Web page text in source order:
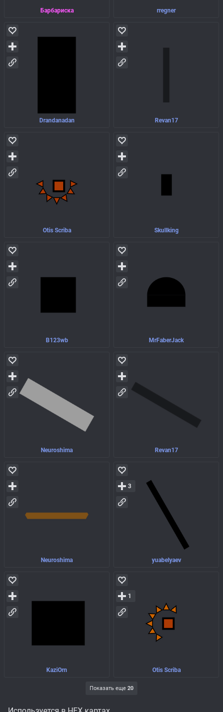
Барбариска rregner
Drandanadan Revan17
Otis Scriba Skullking
B123wb MrFaberJack
Neuroshima Revan17
Neuroshima yuabelyaev
3
KaziOrn Otis Scriba
1
Показать еще 20